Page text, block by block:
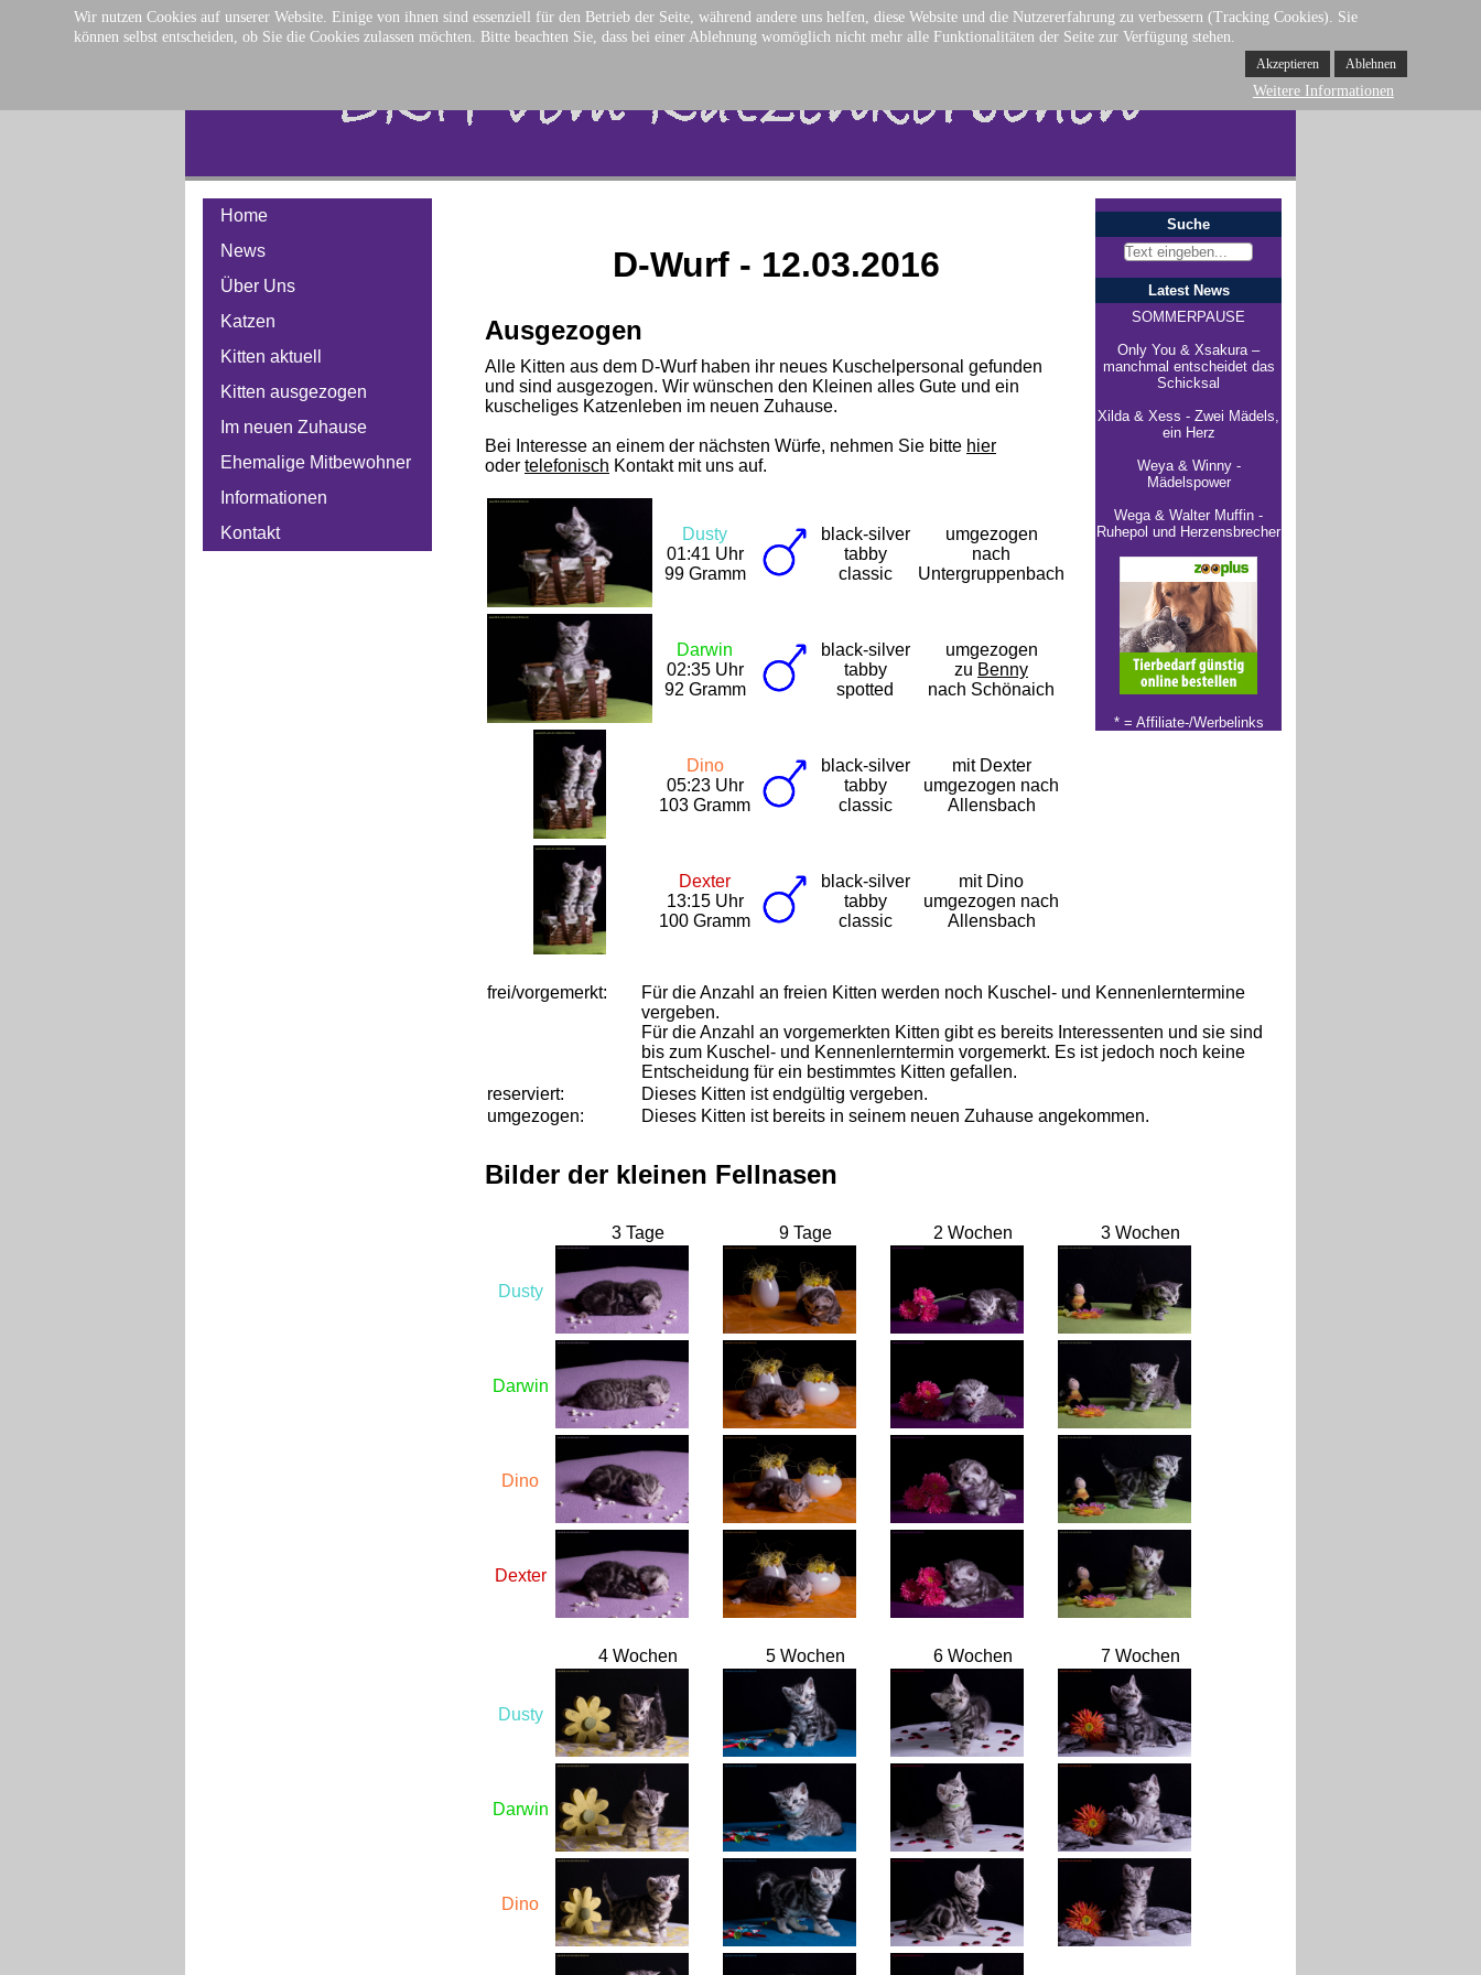
Home
News
Über Uns
Katzen
Kitten aktuell
Kitten ausgezogen
Im neuen Zuhause
Ehemalige Mitbewohner
Informationen
Kontakt
Suche
Latest News
SOMMERPAUSE
Only You & Xsakura –
manchmal entscheidet das
Schicksal
Xilda & Xess - Zwei Mädels,
ein Herz
Weya & Winny -
Mädelspower
Wega & Walter Muffin -
Ruhepol und Herzensbrecher
* = Affiliate-/Werbelinks
D-Wurf - 12.03.2016
Ausgezogen
Alle Kitten aus dem D-Wurf haben ihr neues Kuschelpersonal gefunden
und sind ausgezogen. Wir wünschen den Kleinen alles Gute und ein
kuscheliges Katzenleben im neuen Zuhause.
Bei Interesse an einem der nächsten Würfe, nehmen Sie bitte hier
oder telefonisch Kontakt mit uns auf.
Dusty
01:41 Uhr
99 Gramm
black-silver
tabby
classic
umgezogen
nach
Untergruppenbach
Darwin
02:35 Uhr
92 Gramm
black-silver
tabby
spotted
umgezogen
zu Benny
nach Schönaich
Dino
05:23 Uhr
103 Gramm
black-silver
tabby
classic
mit Dexter
umgezogen nach
Allensbach
Dexter
13:15 Uhr
100 Gramm
black-silver
tabby
classic
mit Dino
umgezogen nach
Allensbach
frei/vorgemerkt:
Für die Anzahl an freien Kitten werden noch Kuschel- und Kennenlerntermine
vergeben.
Für die Anzahl an vorgemerkten Kitten gibt es bereits Interessenten und sie sind
bis zum Kuschel- und Kennenlerntermin vorgemerkt. Es ist jedoch noch keine
Entscheidung für ein bestimmtes Kitten gefallen.
reserviert:
Dieses Kitten ist endgültig vergeben.
umgezogen:
Dieses Kitten ist bereits in seinem neuen Zuhause angekommen.
Bilder der kleinen Fellnasen
3 Tage 9 Tage 2 Wochen 3 Wochen
Dusty
Darwin
Dino
Dexter
4 Wochen 5 Wochen 6 Wochen 7 Wochen
Dusty
Darwin
Dino
Wir nutzen Cookies auf unserer Website. Einige von ihnen sind essenziell für den Betrieb der Seite, während andere uns helfen, diese Website und die Nutzererfahrung zu verbessern (Tracking Cookies). Sie
können selbst entscheiden, ob Sie die Cookies zulassen möchten. Bitte beachten Sie, dass bei einer Ablehnung womöglich nicht mehr alle Funktionalitäten der Seite zur Verfügung stehen.
Akzeptieren Ablehnen
Weitere Informationen